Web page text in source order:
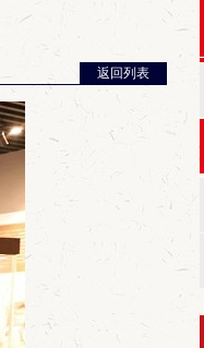
返回列表